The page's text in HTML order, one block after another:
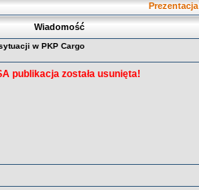
Wiadomość
w PKP Cargo
publikacja została usunięta!